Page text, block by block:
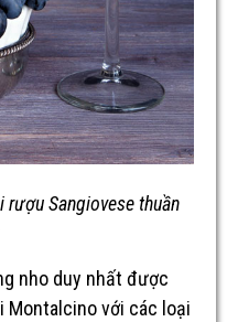
rượu Sangiovese thuần
nho duy nhất được
Montalcino với các loại